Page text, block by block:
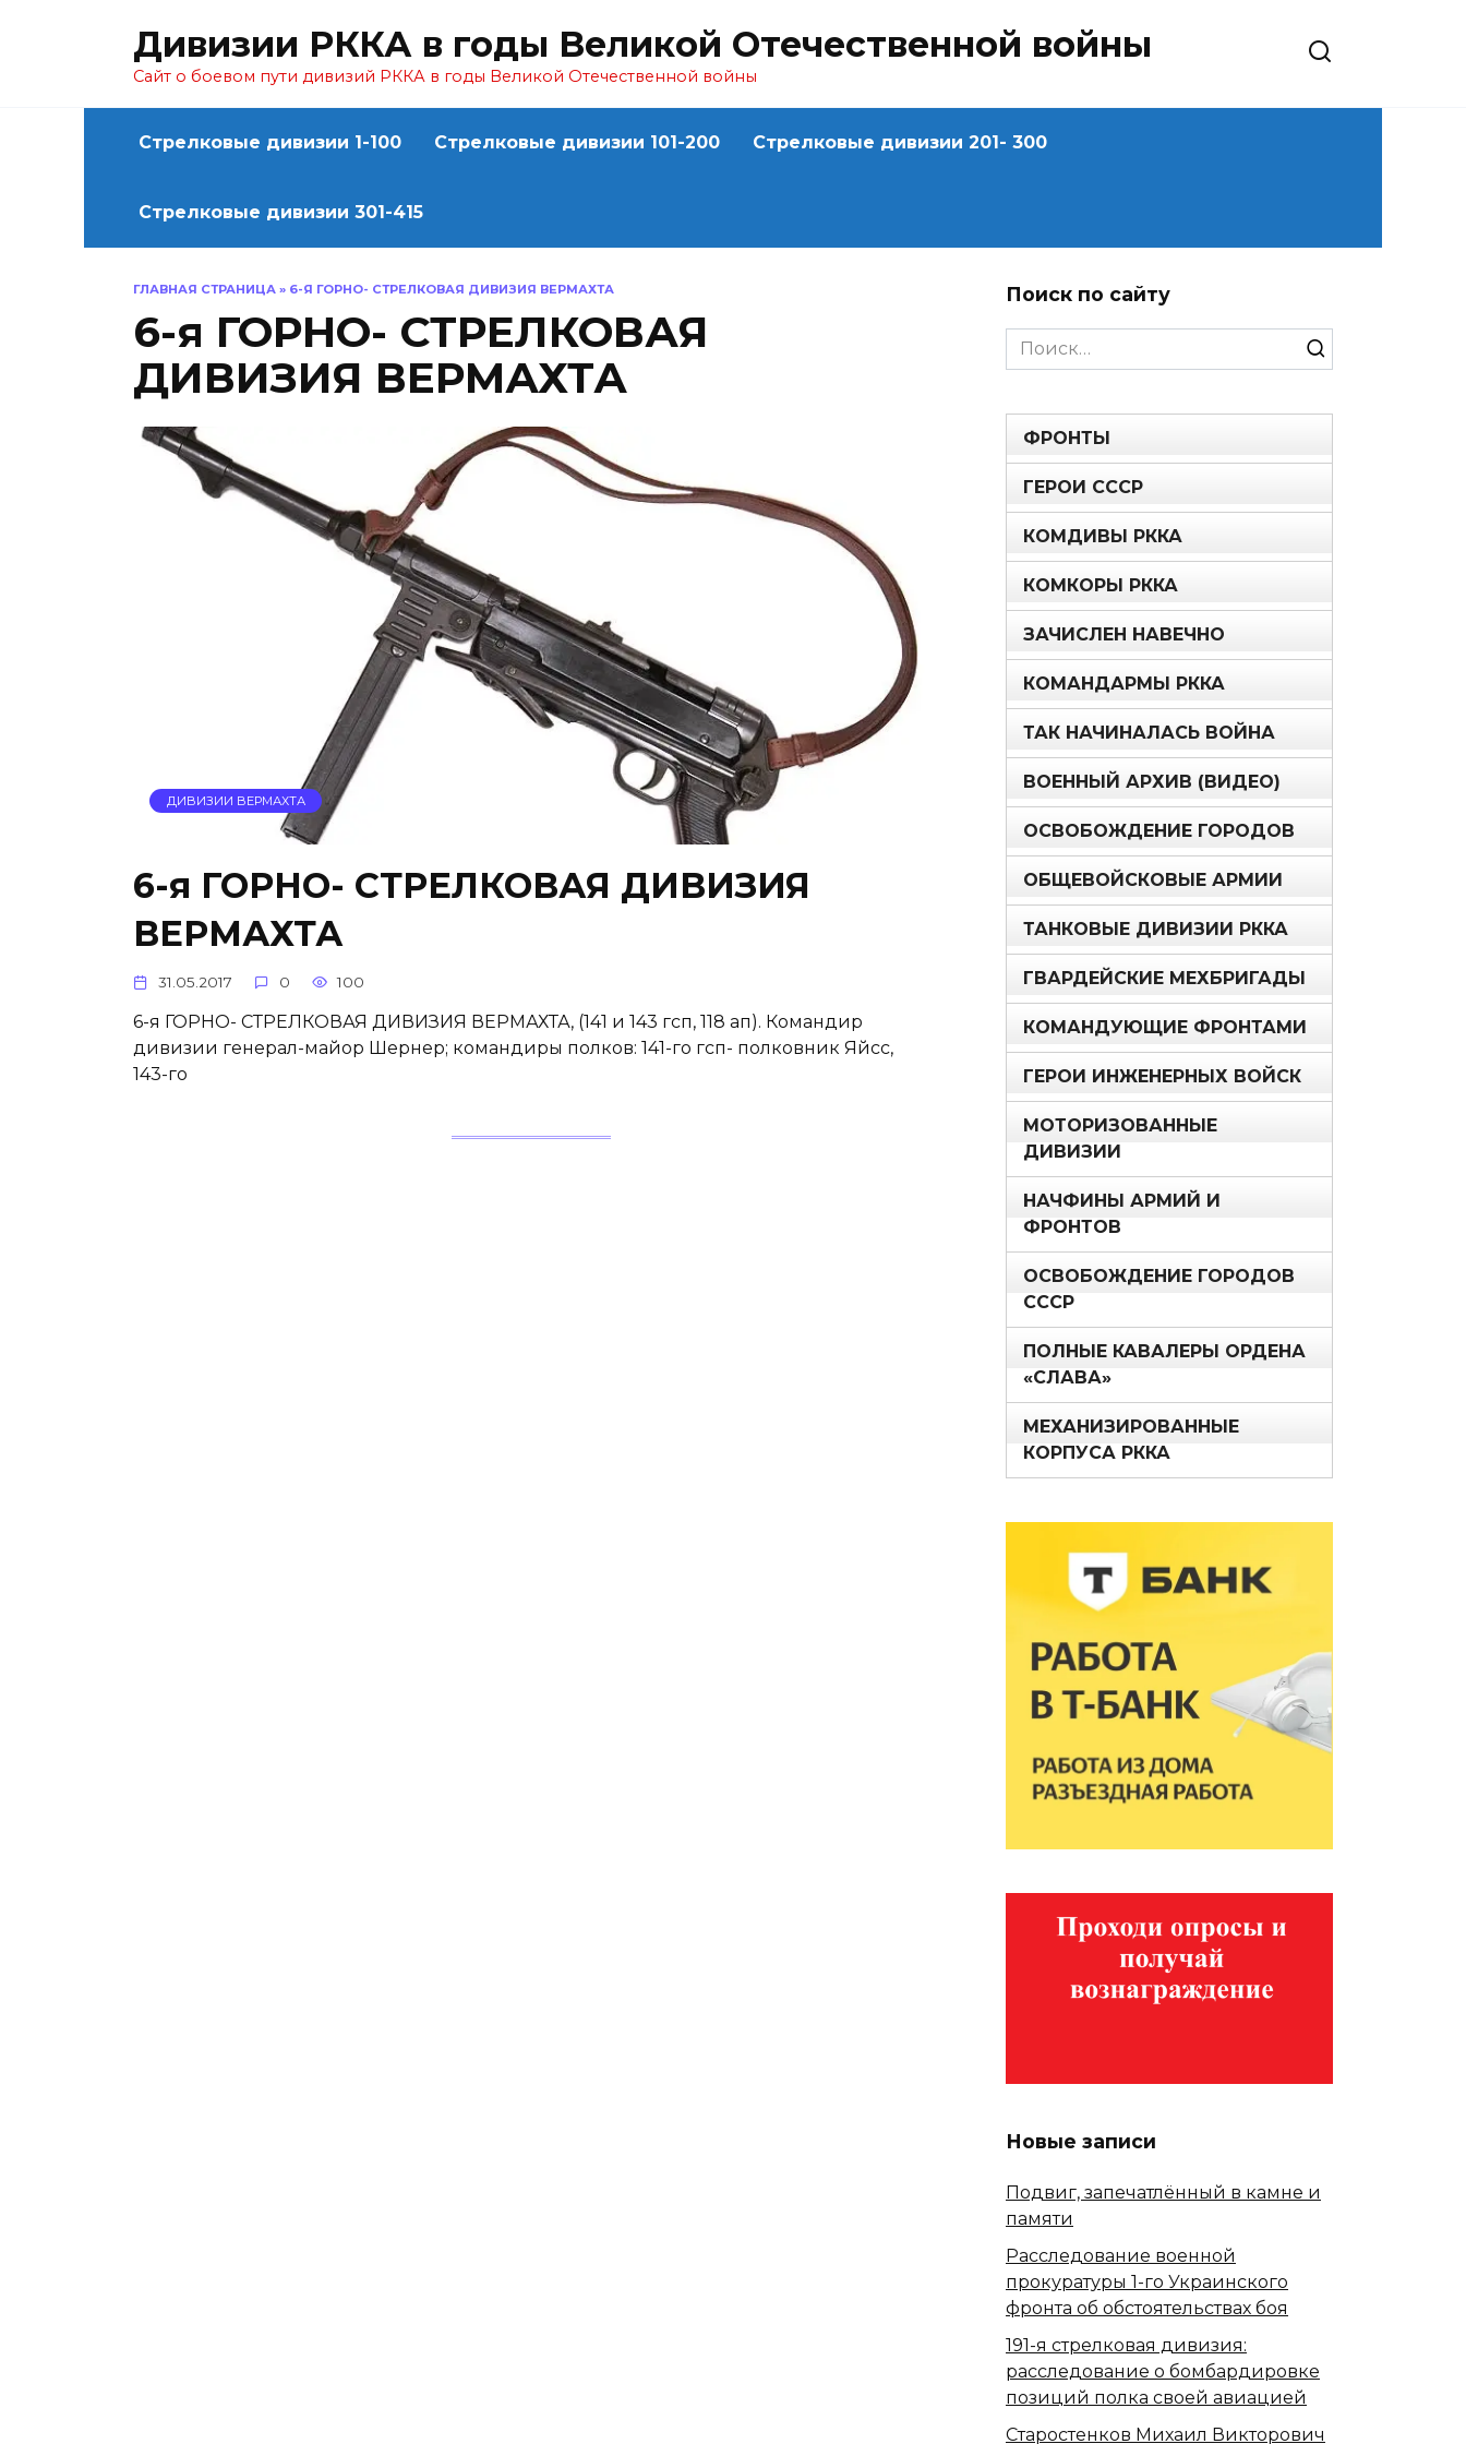
Дивизии РККА в годы Великой Отечественной войны
Сайт о боевом пути дивизий РККА в годы Великой Отечественной войны
Стрелковые дивизии 1-100 Стрелковые дивизии 101-200 Стрелковые дивизии 201- 300
Стрелковые дивизии 301-415
ГЛАВНАЯ СТРАНИЦА » 6-Я ГОРНО- СТРЕЛКОВАЯ ДИВИЗИЯ ВЕРМАХТА
6-я ГОРНО- СТРЕЛКОВАЯ
ДИВИЗИЯ ВЕРМАХТА
ДИВИЗИИ ВЕРМАХТА
6-я ГОРНО- СТРЕЛКОВАЯ ДИВИЗИЯ
ВЕРМАХТА
31.05.2017 0 100
6-я ГОРНО- СТРЕЛКОВАЯ ДИВИЗИЯ ВЕРМАХТА, (141 и 143 гсп, 118 ап). Командир
дивизии генерал-майор Шернер; командиры полков: 141-го гсп- полковник Яйсс,
143-го
Поиск по сайту
Search
for:
ФРОНТЫ
ГЕРОИ СССР
КОМДИВЫ РККА
КОМКОРЫ РККА
ЗАЧИСЛЕН НАВЕЧНО
КОМАНДАРМЫ РККА
ТАК НАЧИНАЛАСЬ ВОЙНА
ВОЕННЫЙ АРХИВ (ВИДЕО)
ОСВОБОЖДЕНИЕ ГОРОДОВ
ОБЩЕВОЙСКОВЫЕ АРМИИ
ТАНКОВЫЕ ДИВИЗИИ РККА
ГВАРДЕЙСКИЕ МЕХБРИГАДЫ
КОМАНДУЮЩИЕ ФРОНТАМИ
ГЕРОИ ИНЖЕНЕРНЫХ ВОЙСК
МОТОРИЗОВАННЫЕ
ДИВИЗИИ
НАЧФИНЫ АРМИЙ И
ФРОНТОВ
ОСВОБОЖДЕНИЕ ГОРОДОВ
СССР
ПОЛНЫЕ КАВАЛЕРЫ ОРДЕНА
«СЛАВА»
МЕХАНИЗИРОВАННЫЕ
КОРПУСА РККА
Новые записи
Подвиг, запечатлённый в камне и
памяти
Расследование военной
прокуратуры 1-го Украинского
фронта об обстоятельствах боя
191-я стрелковая дивизия:
расследование о бомбардировке
позиций полка своей авиацией
Старостенков Михаил Викторович